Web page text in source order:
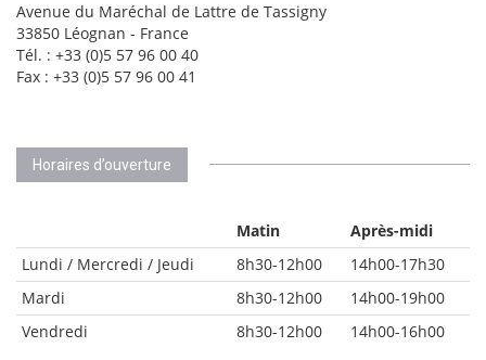
Avenue du Maréchal de Lattre de Tassigny
33850 Léognan - France
Tél. : +33 (0)5 57 96 00 40
Fax : +33 (0)5 57 96 00 41
Horaires d’ouverture
Matin
Après-midi
Lundi / Mercredi / Jeudi
8h30-12h00
14h00-17h30
Mardi
8h30-12h00
14h00-19h00
Vendredi
8h30-12h00 14h00-16h00